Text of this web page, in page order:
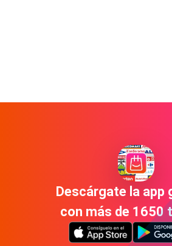
Descárgate la app
con más de 1650